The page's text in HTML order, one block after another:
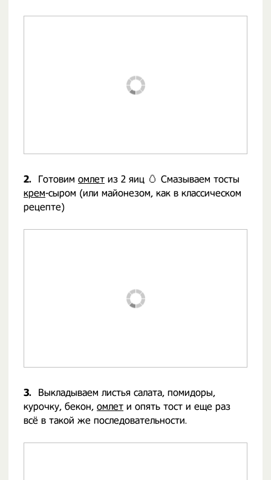
2. Готовим омлет из 2 яиц 🥚 Смазываем тосты
крем-сыром (или майонезом, как в классическом
рецепте)
3.
Выкладываем листья салата, помидоры,
курочку, бекон, омлет и опять тост и еще раз
всё в такой же последовательности.